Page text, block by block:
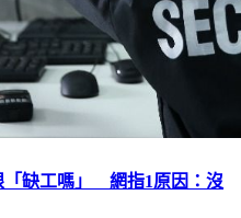
「缺工嗎」 網指1原因：沒